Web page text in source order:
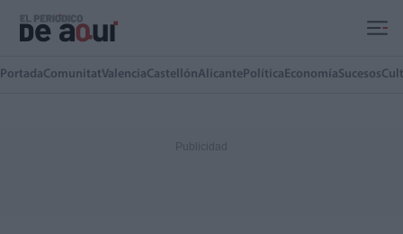
PortadaComunitatValenciaCastellónAlicante Política EconomíaSucesos